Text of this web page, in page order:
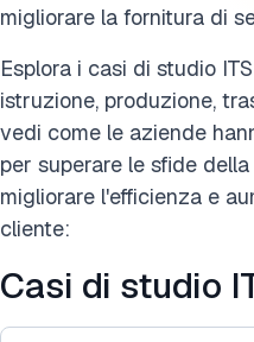
migliorare la fornitura di
Esplora i casi di studio
istruzione, produzione,
vedi come le aziende
per superare le sfide
migliorare l'efficienza e
cliente:
Casi di studio